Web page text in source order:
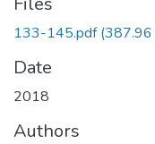
133-145.pdf(387.96
Date
2018
Authors